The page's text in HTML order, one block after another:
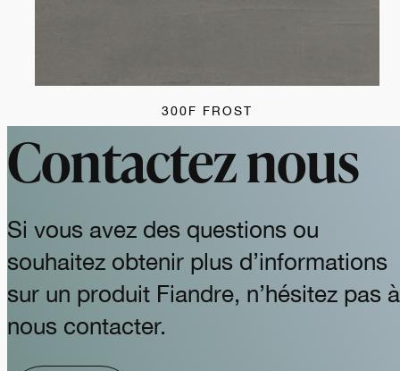
300F FROST
Contactez nous
Si vous avez des questions ou
souhaitez obtenir plus d’informations
sur un produit Fiandre, n’hésitez pas à
nous contacter.